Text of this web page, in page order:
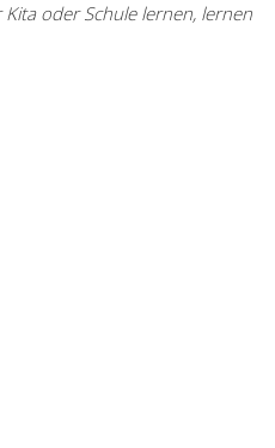
oder Schule lernen, lernen